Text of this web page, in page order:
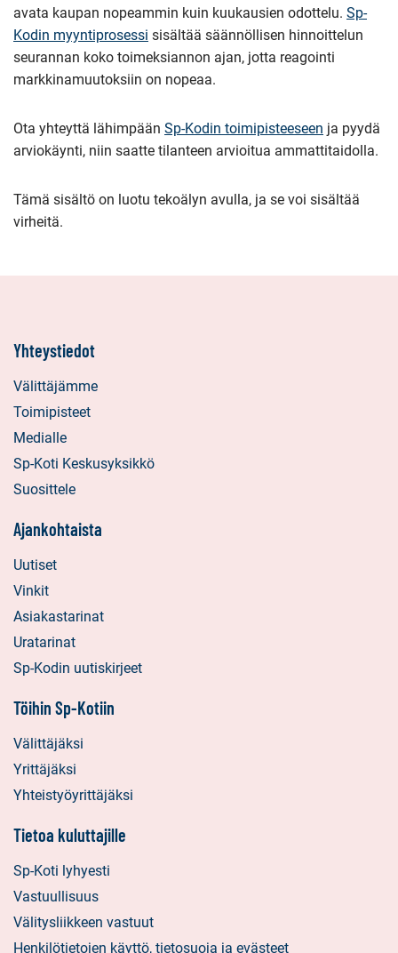
avata kaupan nopeammin kuin kuukausien odottelu. Sp-
Kodin myyntiprosessi sisältää säännöllisen hinnoittelun
seurannan koko toimeksiannon ajan, jotta reagointi
markkinamuutoksiin on nopeaa.
Ota yhteyttä lähimpään Sp-Kodin toimipisteeseen ja pyydä
arviokäynti, niin saatte tilanteen arvioitua ammattitaidolla.
Tämä sisältö on luotu tekoälyn avulla, ja se voi sisältää
virheitä.
Yhteystiedot
Välittäjämme
Toimipisteet
Medialle
Sp-Koti Keskusyksikkö
Suosittele
Ajankohtaista
Uutiset
Vinkit
Asiakastarinat
Uratarinat
Sp-Kodin uutiskirjeet
Töihin Sp-Kotiin
Välittäjäksi
Yrittäjäksi
Yhteistyöyrittäjäksi
Tietoa kuluttajille
Sp-Koti lyhyesti
Vastuullisuus
Välitysliikkeen vastuut
Henkilötietojen käyttö, tietosuoja ja evästeet